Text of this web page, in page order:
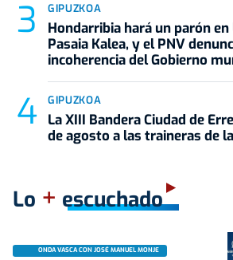
GIPUZKOA
Hondarribia hará un parón
Pasaia Kalea, y el PNV
incoherencia del Gobierno
GIPUZKOA
La XIII Bandera Ciudad de
de agosto a las traineras de la
Lo + escuchado
ONDA VASCA CON JOSÉ MANUEL MONJE